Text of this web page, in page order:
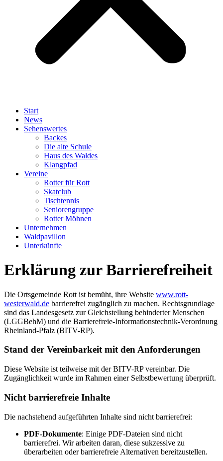
Start
News
Sehenswertes
Backes
Die alte Schule
Haus des Waldes
Klangpfad
Vereine
Rotter für Rott
Skatclub
Tischtennis
Seniorengruppe
Rotter Möhnen
Unternehmen
Waldpavillon
Unterkünfte
Erklärung zur Barrierefreiheit
Die Ortsgemeinde Rott ist bemüht, ihre Website www.rott-
westerwald.de barrierefrei zugänglich zu machen. Rechtsgrundlage
sind das Landesgesetz zur Gleichstellung behinderter Menschen
(LGGBehM) und die Barrierefreie-Informationstechnik-Verordnung
Rheinland-Pfalz (BITV-RP).
Stand der Vereinbarkeit mit den Anforderungen
Diese Website ist teilweise mit der BITV-RP vereinbar. Die
Zugänglichkeit wurde im Rahmen einer Selbstbewertung überprüft.
Nicht barrierefreie Inhalte
Die nachstehend aufgeführten Inhalte sind nicht barrierefrei:
PDF-Dokumente: Einige PDF-Dateien sind nicht
barrierefrei. Wir arbeiten daran, diese sukzessive zu
überarbeiten oder barrierefreie Alternativen bereitzustellen.